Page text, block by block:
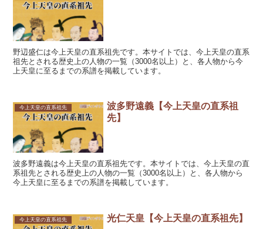
野辺盛仁は今上天皇の直系祖先です。本サイトでは、今上天皇の直系
祖先とされる歴史上の人物の一覧（3000名以上）と、各人物から今
上天皇に至るまでの系譜を掲載しています。
今上天皇の直系祖先
波多野遠義【今上天皇の直系祖
先】
波多野遠義は今上天皇の直系祖先です。本サイトでは、今上天皇の直
系祖先とされる歴史上の人物の一覧（3000名以上）と、各人物から
今上天皇に至るまでの系譜を掲載しています。
今上天皇の直系祖先 光仁天皇【今上天皇の直系祖先】